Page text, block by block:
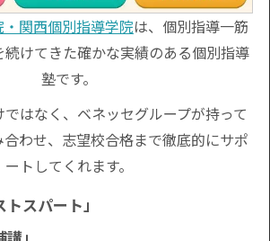
関西個別指導学院は、個別指導一筋
けてきた確かな実績のある個別指導
塾です。
はなく、ベネッセグループが持って
わせ、志望校合格まで徹底的にサポ
ートしてくれます。
トスパート」